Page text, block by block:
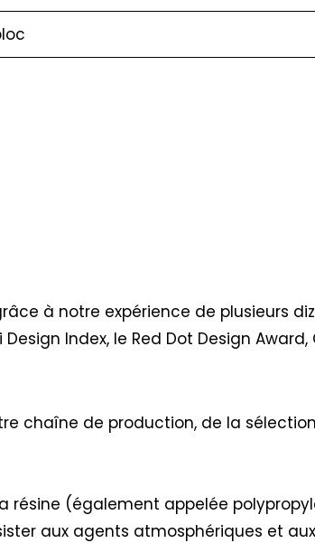
à notre expérience de plusieurs
Index, le Red Dot Design
chaîne de production, de la
résine (également appelée
aux agents atmosphériques et